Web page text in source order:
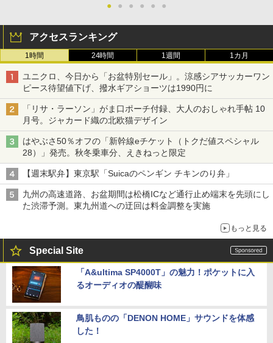
● ● ● ● ● ●
アクセスランキング
1時間 24時間 1週間 1カ月
ユニクロ、今日から「お盆特別セール」。涼感シアサッカーワン
ピース待望値下げ、撥水ギアショーツは1990円に
「リサ・ラーソン」がま口ポーチ付録、大人のおしゃれ手帖 10
月号。ジャカード織の北欧猫デザイン
はやぶさ50％オフの「新幹線eチケット（トクだ値スペシャル
28）」発売。秋冬乗車分、えきねっと限定
【週末駅弁】東京駅「Suicaのペンギン チキンのり弁」
九州の高速道路、お盆期間は松橋ICなど通行止め端末を先頭にし
た渋滞予測。東九州道への迂回は料金調整を実施
もっと見る
Special Site
「A&ultima SP4000T」の魅力！ポケットに入
るオーディオの醍醐味
鳥肌ものの「DENON HOME」サウンドを体感
した！